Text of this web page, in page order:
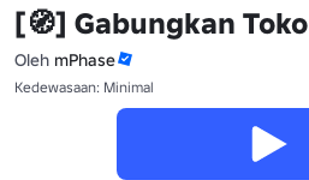
[🧭] Gabungkan Toko
Oleh mPhase
Kedewasaan: Minimal